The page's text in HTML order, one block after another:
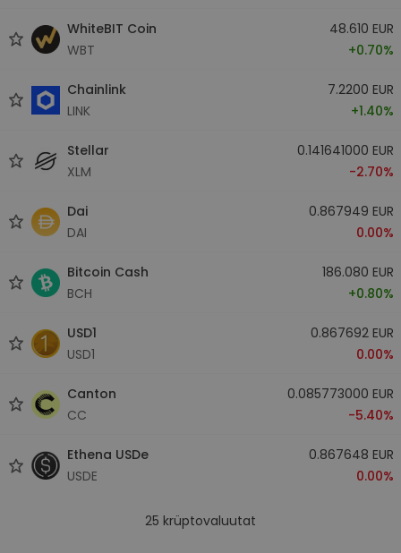
WhiteBIT Coin
WBT
48.610 EUR
+0.70%
Chainlink
LINK
7.2200 EUR
+1.40%
Stellar
XLM
0.141641000 EUR
-2.70%
Dai
DAI
0.867949 EUR
0.00%
Bitcoin Cash
BCH
186.080 EUR
+0.80%
USD1
USD1
0.867692 EUR
0.00%
Canton
CC
0.085773000 EUR
-5.40%
Ethena USDe
USDE
0.867648 EUR
0.00%
25 krüptovaluutat